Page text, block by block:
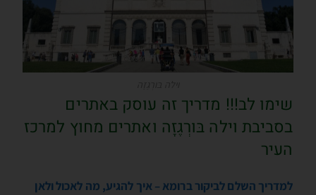
שימו לב!!! מדריך זה עוסק באתרים
בסביבת וילה בּורְגֶזָה ואתרים מחוץ למרכז
העיר
למדריך השלם לביקור ברומא – איך להגיע, מה לאכול ולאן